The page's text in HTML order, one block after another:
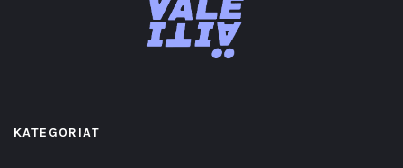
KATEGORIAT